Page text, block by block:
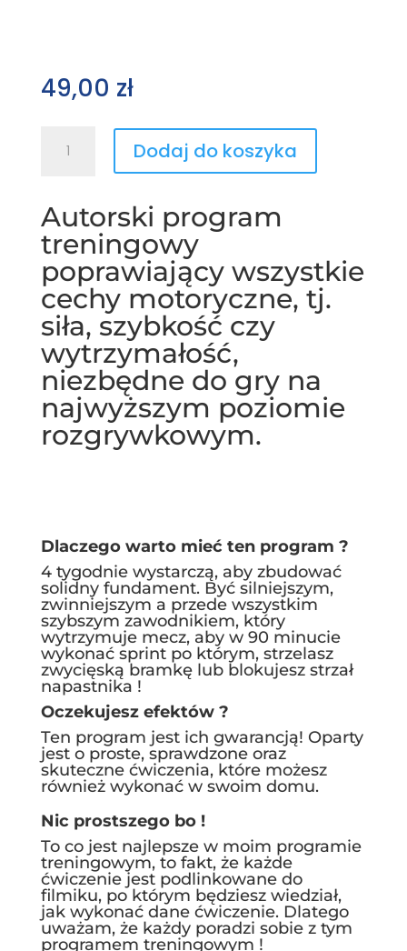
49,00 zł
SZYBKI
-
4
TYGODNIOWY
PROGRAM
TRENINGOWY
Dodaj do koszyka
Autorski program
treningowy
poprawiający wszystkie
cechy motoryczne, tj.
siła, szybkość czy
wytrzymałość,
niezbędne do gry na
najwyższym poziomie
rozgrywkowym.
Dlaczego warto mieć ten program ?
4 tygodnie wystarczą, aby zbudować
solidny fundament. Być silniejszym,
zwinniejszym a przede wszystkim
szybszym zawodnikiem, który
wytrzymuje mecz, aby w 90 minucie
wykonać sprint po którym, strzelasz
zwycięską bramkę lub blokujesz strzał
napastnika !
Oczekujesz efektów ?
Ten program jest ich gwarancją! Oparty
jest o proste, sprawdzone oraz
skuteczne ćwiczenia, które możesz
również wykonać w swoim domu.
Nic prostszego bo !
To co jest najlepsze w moim programie
treningowym, to fakt, że każde
ćwiczenie jest podlinkowane do
filmiku, po którym będziesz wiedział,
jak wykonać dane ćwiczenie. Dlatego
uważam, że każdy poradzi sobie z tym
programem treningowym !